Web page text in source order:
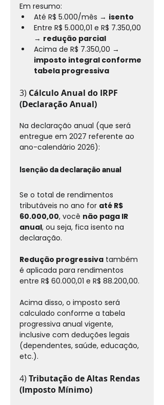
Em resumo:
Até R$ 5.000/mês → isento
Entre R$ 5.000,01 e R$ 7.350,00
→ redução parcial
Acima de R$ 7.350,00 →
imposto integral conforme
tabela progressiva
3) Cálculo Anual do IRPF
(Declaração Anual)
Na declaração anual (que será
entregue em 2027 referente ao
ano-calendário 2026):
Isenção da declaração anual
Se o total de rendimentos
tributáveis no ano for até R$
60.000,00, você não paga IR
anual, ou seja, fica isento na
declaração.
Redução progressiva também
é aplicada para rendimentos
entre R$ 60.000,01 e R$ 88.200,00.
Acima disso, o imposto será
calculado conforme a tabela
progressiva anual vigente,
inclusive com deduções legais
(dependentes, saúde, educação,
etc.).
4) Tributação de Altas Rendas
(Imposto Mínimo)